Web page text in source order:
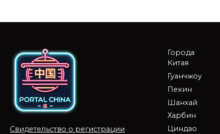
Свидетельство о регистрации
Города
Китая
Гуанчжоу
Пекин
Шанхай
Харбин
Циндао